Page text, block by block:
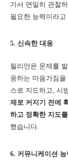
가서 면밀히 관찰
필요한 능력이라고
5. 신속한 대응
릴리안은 문제를
응하는 마음가짐
스로 지도하고, 시
제로 커지기 전에
하고 정확한 지도
했습니다.
6. 커뮤니케이션 능